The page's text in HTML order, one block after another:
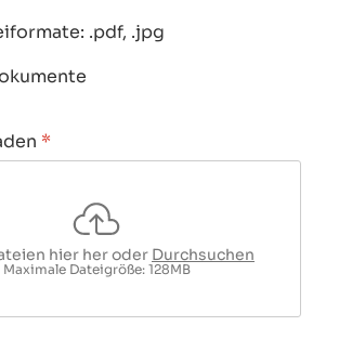
.pdf, .jpg
*
hier her oder Durchsuchen
Maximale Dateigröße: 128MB